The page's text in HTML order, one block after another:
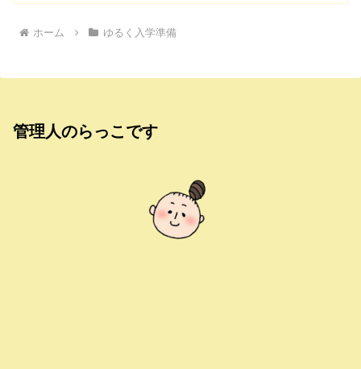
ホーム ゆるく入学準備
管理人のらっこです